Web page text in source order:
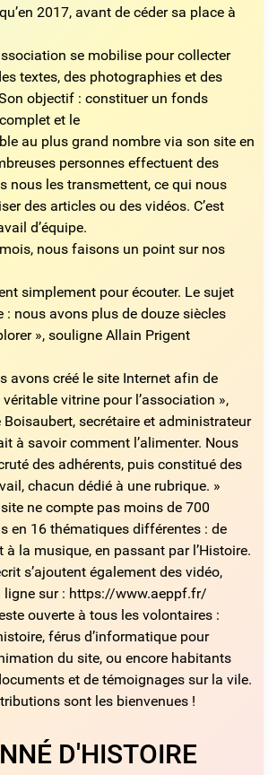
2017, avant de céder sa place à
se mobilise pour collecter
textes, des photographies et des
objectif : constituer un fonds
et le
au plus grand nombre via son site en
personnes effectuent des
nous les transmettent, ce qui nous
des articles ou des vidéos. C’est
d’équipe.
nous faisons un point sur nos
simplement pour écouter. Le sujet
: nous avons plus de douze siècles
», souligne Allain Prigent
avons créé le site Internet afin de
véritable vitrine pour l’association »,
Boisaubert, secrétaire et administrateur
à savoir comment l’alimenter. Nous
des adhérents, puis constitué des
chacun dédié à une rubrique. »
site ne compte pas moins de 700
en 16 thématiques différentes : de
à la musique, en passant par l’Histoire.
s’ajoutent également des vidéo,
ligne sur : https://www.aeppf.fr/
ouverte à tous les volontaires :
férus d’informatique pour
du site, ou encore habitants
et de témoignages sur la vile.
sont les bienvenues !
D'HISTOIRE